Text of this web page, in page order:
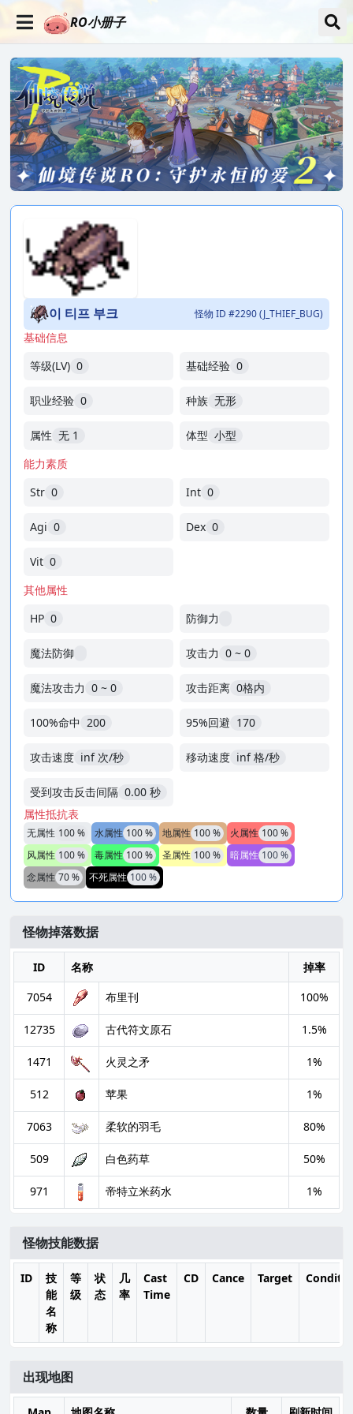
RO小册子
이 티프 부크 怪物 ID #2290 (J_THIEF_BUG)
基础信息
等级(LV) 0 基础经验 0
职业经验 0 种族 无形
属性 无 1 体型 小型
能力素质
Str 0 Int 0
Agi 0 Dex 0
Vit 0
其他属性
HP 0 防御力
魔法防御 攻击力 0 ~ 0
魔法攻击力 0 ~ 0 攻击距离 0格内
100%命中 200 95%回避 170
攻击速度 inf 次/秒 移动速度 inf 格/秒
受到攻击反击间隔 0.00 秒
属性抵抗表
无属性 100 % 水属性 100 % 地属性 100 % 火属性 100 %
风属性 100 % 毒属性 100 % 圣属性 100 % 暗属性 100 %
念属性 70 % 不死属性 100 %
怪物掉落数据
ID 名称
掉率
7054
布里刊 100%
12735 古代符文原石 1.5%
1471 火灵之矛 1%
512 苹果 1%
7063 柔软的羽毛 80%
509 白色药草 50%
971 帝特立米药水 1%
怪物技能数据
ID
技
能
名
称
等
级
状
态
几
率
Cast
Time
CD Cance Target
出现地图